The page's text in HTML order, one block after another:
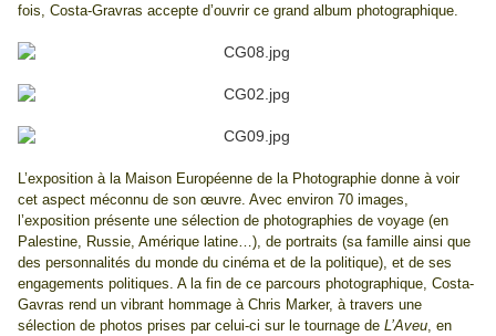
fois, Costa-Gravras accepte d’ouvrir ce grand album photographique.
L’exposition à la Maison Européenne de la Photographie donne à voir
cet aspect méconnu de son œuvre. Avec environ 70 images,
l’exposition présente une sélection de photographies de voyage (en
Palestine, Russie, Amérique latine…), de portraits (sa famille ainsi que
des personnalités du monde du cinéma et de la politique), et de ses
engagements politiques. A la fin de ce parcours photographique, Costa-
Gavras rend un vibrant hommage à Chris Marker, à travers une
sélection de photos prises par celui-ci sur le tournage de L’Aveu, en